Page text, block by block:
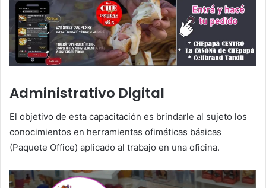
Administrativo Digital
El objetivo de esta capacitación es brindarle al sujeto los
conocimientos en herramientas ofimáticas básicas
(Paquete Office) aplicado al trabajo en una oficina.